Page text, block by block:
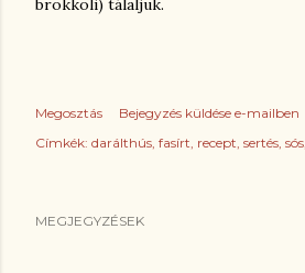
brokkoli) tálaljuk.
Megosztás
Bejegyzés küldése e-mailben
Címkék: darálthús fasírt recept sertés sós
MEGJEGYZÉSEK